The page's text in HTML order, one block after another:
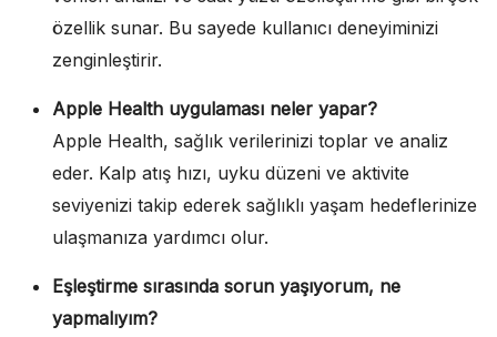
özellik sunar. Bu sayede kullanıcı deneyiminizi
zenginleştirir.
Apple Health uygulaması neler yapar?
Apple Health, sağlık verilerinizi toplar ve analiz
eder. Kalp atış hızı, uyku düzeni ve aktivite
seviyenizi takip ederek sağlıklı yaşam hedeflerinize
ulaşmanıza yardımcı olur.
Eşleştirme sırasında sorun yaşıyorum, ne
yapmalıyım?